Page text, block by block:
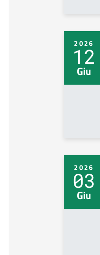
2026
12
Giu
2026
03
Giu